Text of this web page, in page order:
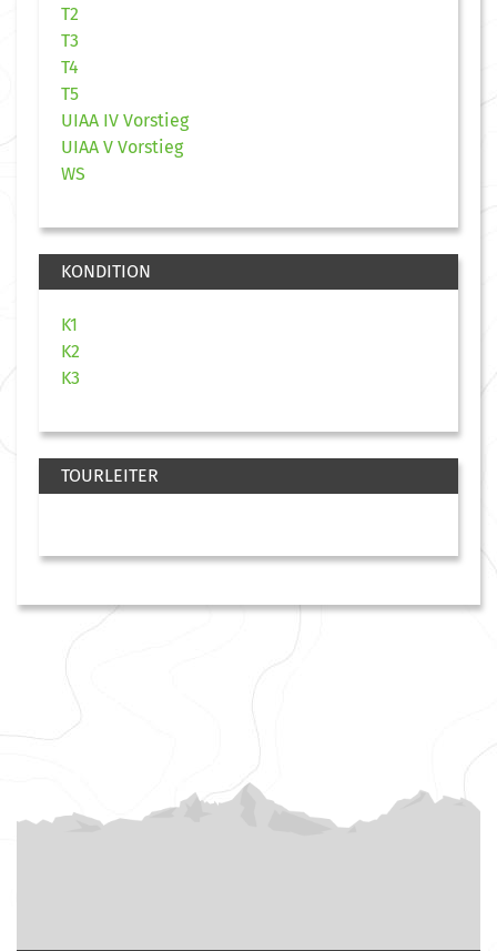
T2
T3
T4
T5
UIAA IV Vorstieg
UIAA V Vorstieg
WS
KONDITION
K1
K2
K3
TOURLEITER